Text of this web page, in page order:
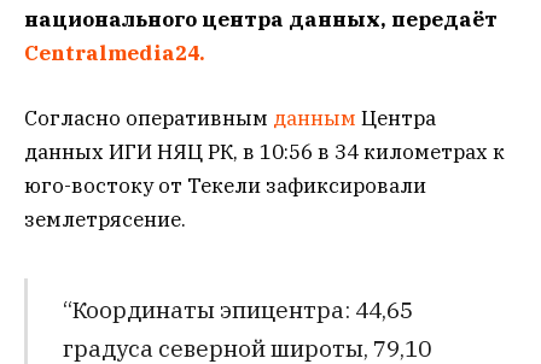
национального центра данных, передаёт
Centralmedia24.
Согласно оперативным данным Центра
данных ИГИ НЯЦ РК, в 10:56 в 34 километрах к
юго-востоку от Текели зафиксировали
землетрясение.
“Координаты эпицентра: 44,65
градуса северной широты, 79,10